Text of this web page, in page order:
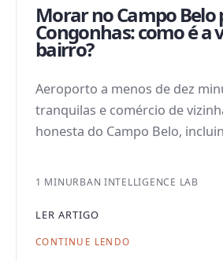
Morar no Campo Belo
Congonhas: como é a
bairro?
Aeroporto a menos de dez
tranquilas e comércio de
honesta do Campo Belo,
1 MINURBAN INTELLIGENCE LAB
LER ARTIGO
CONTINUE LENDO